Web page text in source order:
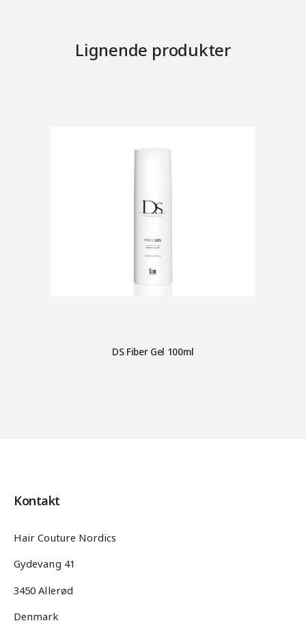
Lignende produkter
DS Fiber Gel 100ml
Kontakt
Hair Couture Nordics
Gydevang 41
3450 Allerød
Denmark